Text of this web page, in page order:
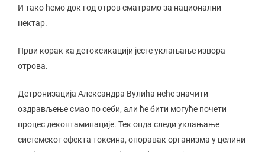
И тако ћемо док год отров сматрамо за национални
нектар.
Први корак ка детоксикацији јесте уклањање извора
отрова.
Детронизација Александра Вулића неће значити
оздрављење смао по себи, али ће бити могуће почети
процес деконтаминације. Тек онда следи уклањање
системског ефекта токсина, опоравак организма у целини